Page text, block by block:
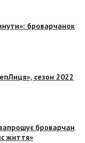
броварчанок
сезон 2022
броварчан
життя»